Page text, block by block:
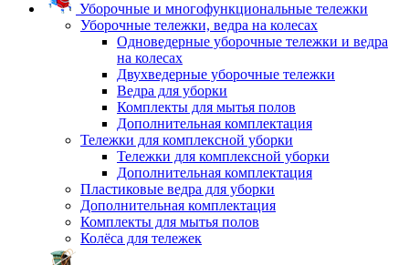
Уборочные и многофункциональные тележки
Уборочные тележки, ведра на колесах
Одноведерные уборочные тележки и ведра
на колесах
Двухведерные уборочные тележки
Ведра для уборки
Комплекты для мытья полов
Дополнительная комплектация
Тележки для комплексной уборки
Тележки для комплексной уборки
Дополнительная комплектация
Пластиковые ведра для уборки
Дополнительная комплектация
Комплекты для мытья полов
Колёса для тележек